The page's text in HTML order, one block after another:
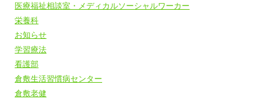
医療福祉相談室・メディカルソーシャルワーカー
栄養科
お知らせ
学習療法
看護部
倉敷生活習慣病センター
倉敷老健